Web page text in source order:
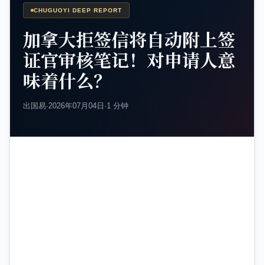
CHUGUOYI DEEP REPORT
加拿大拒签信将自动附上签
证官审核笔记！对申请人意
味着什么？
出国易·2026年07月04日 ·1 分钟